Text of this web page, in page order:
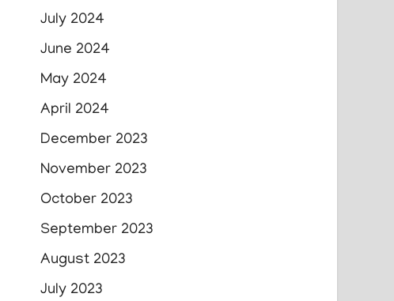
July 2024
June 2024
May 2024
April 2024
December 2023
November 2023
October 2023
September 2023
August 2023
July 2023